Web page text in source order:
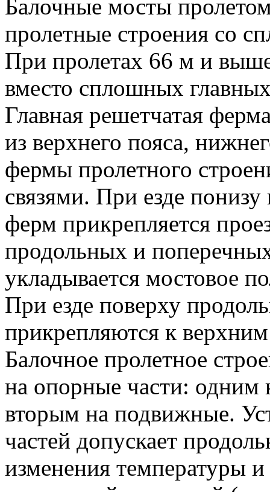
Балочные мосты
пролетные строения со
При пролетах 66 м и
вместо сплошных
Главная решетчатая
из верхнего пояса,
фермы пролетного
связями. При езде
ферм прикрепляется
продольных и
укладывается мостовое
При езде поверху
прикрепляются к
Балочное пролетное
на опорные части:
вторым на подвижные.
частей допускает
изменения температуры